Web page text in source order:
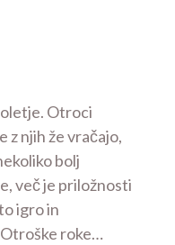
Otroci
z njih že vračajo,
bolj
več je priložnosti
igro in
Otroške roke…